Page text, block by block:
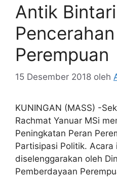
Antik
Perempuan
15 Desember 2018 oleh
KUNINGAN (MASS) -
Rachmat Yanuar MSi
Peningkatan Peran
Partisipasi Politik.
diselenggarakan oleh
Pemberdayaan